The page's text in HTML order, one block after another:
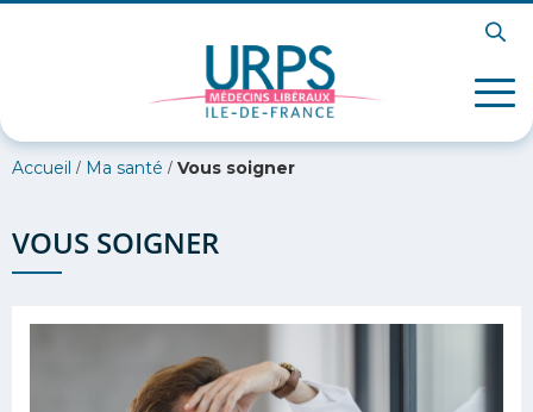
Accueil / Ma santé / Vous soigner
VOUS SOIGNER